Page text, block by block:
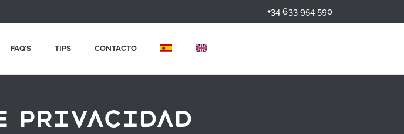
+34 633 954 590
FAQ’S TIPS CONTACTO
privacidad